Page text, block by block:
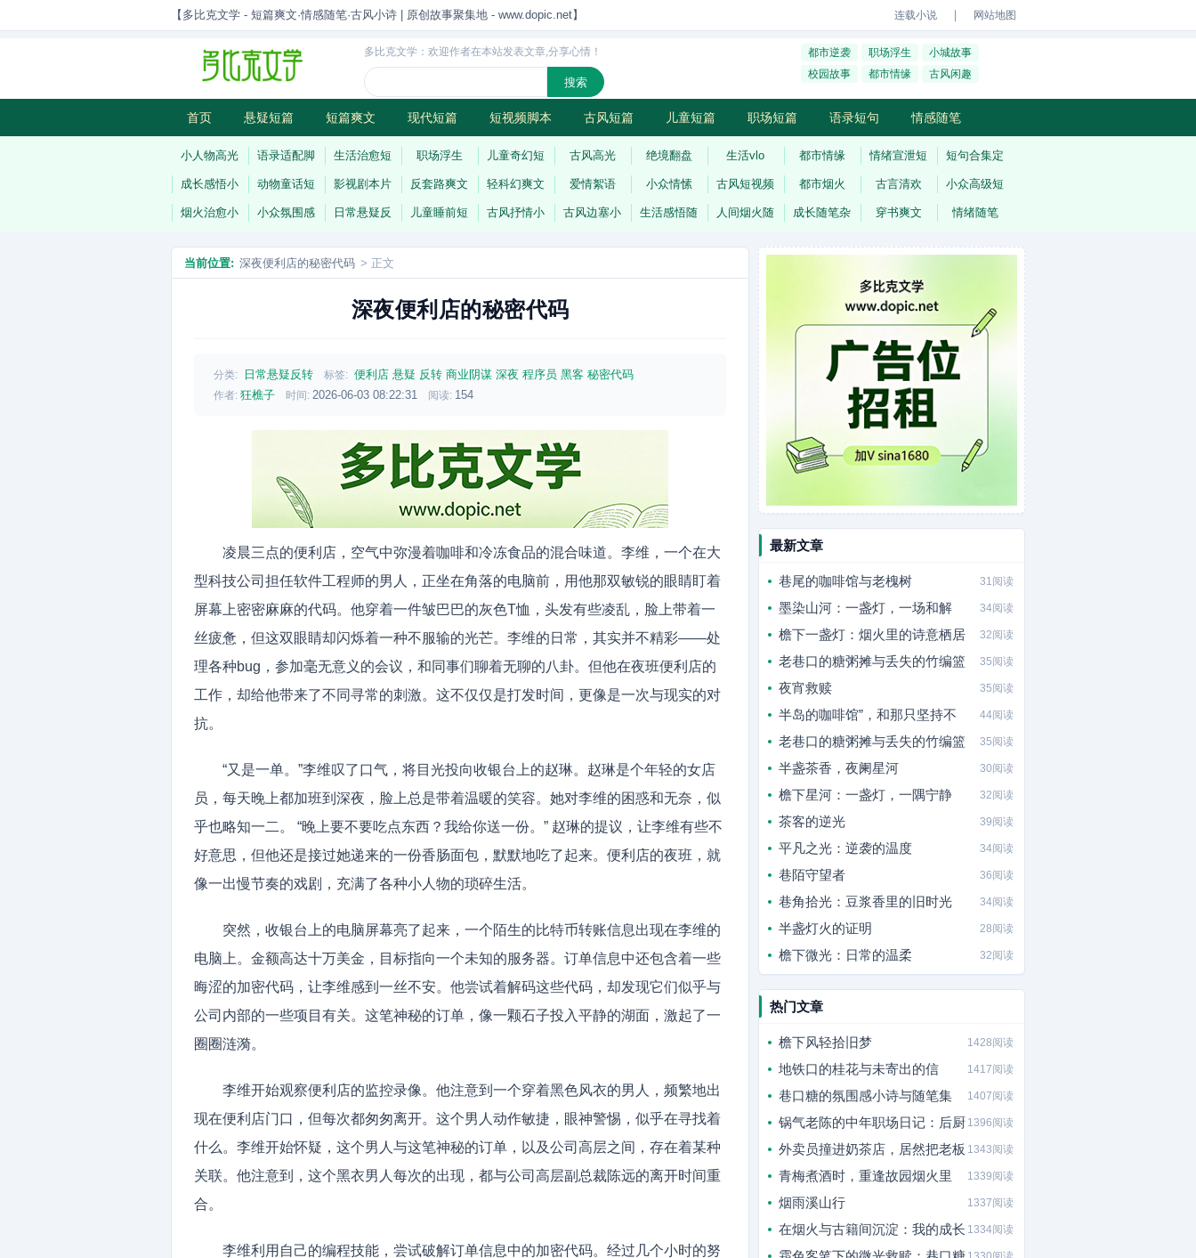
【多比克文学 - 短篇爽文·情感随笔·古风小诗 | 原创故事聚集地 - www.dopic.net】 连载小说 ｜ 网站地图
多比克文学：欢迎作者在本站发表文章,分享心情！ 都市逆袭 职场浮生
小城故事
校园故事
都市情缘 古风闲趣
首页 悬疑短篇 短篇爽文 现代短篇 短视频脚本 古风短篇 儿童短篇 职场短篇 语录短句 情感随笔
古风小诗 科幻短篇 现代小诗 连载
小人物高光 语录适配脚 生活治愈短 职场浮生 儿童奇幻短 古风高光 绝境翻盘 生活vlo 都市情缘 情绪宣泄短 短句合集定
成长感悟小 动物童话短 影视剧本片 反套路爽文 轻科幻爽文 爱情絮语 小众情愫 古风短视频 都市烟火 古言清欢 小众高级短
烟火治愈小 小众氛围感 日常悬疑反 儿童睡前短 古风抒情小 古风边塞小 生活感悟随 人间烟火随 成长随笔杂 穿书爽文 情绪随笔
当前位置: 深夜便利店的秘密代码 > 正文
深夜便利店的秘密代码
分类: 日常悬疑反转 标签: 便利店 悬疑 反转 商业阴谋 深夜 程序员 黑客 秘密代码
作者: 狂樵子 时间: 2026-06-03 08:22:31 阅读: 154
凌晨三点的便利店，空气中弥漫着咖啡和冷冻食品的混合味道。李维，一个在大
型科技公司担任软件工程师的男人，正坐在角落的电脑前，用他那双敏锐的眼睛盯着
屏幕上密密麻麻的代码。他穿着一件皱巴巴的灰色T恤，头发有些凌乱，脸上带着一
丝疲惫，但这双眼睛却闪烁着一种不服输的光芒。李维的日常，其实并不精彩——处
理各种bug，参加毫无意义的会议，和同事们聊着无聊的八卦。但他在夜班便利店的
工作，却给他带来了不同寻常的刺激。这不仅仅是打发时间，更像是一次与现实的对
抗。
“又是一单。”李维叹了口气，将目光投向收银台上的赵琳。赵琳是个年轻的女店
员，每天晚上都加班到深夜，脸上总是带着温暖的笑容。她对李维的困惑和无奈，似
乎也略知一二。 “晚上要不要吃点东西？我给你送一份。” 赵琳的提议，让李维有些不
好意思，但他还是接过她递来的一份香肠面包，默默地吃了起来。便利店的夜班，就
像一出慢节奏的戏剧，充满了各种小人物的琐碎生活。
突然，收银台上的电脑屏幕亮了起来，一个陌生的比特币转账信息出现在李维的
电脑上。金额高达十万美金，目标指向一个未知的服务器。订单信息中还包含着一些
晦涩的加密代码，让李维感到一丝不安。他尝试着解码这些代码，却发现它们似乎与
公司内部的一些项目有关。这笔神秘的订单，像一颗石子投入平静的湖面，激起了一
圈圈涟漪。
李维开始观察便利店的监控录像。他注意到一个穿着黑色风衣的男人，频繁地出
现在便利店门口，但每次都匆匆离开。这个男人动作敏捷，眼神警惕，似乎在寻找着
什么。李维开始怀疑，这个男人与这笔神秘的订单，以及公司高层之间，存在着某种
关联。他注意到，这个黑衣男人每次的出现，都与公司高层副总裁陈远的离开时间重
合。
李维利用自己的编程技能，尝试破解订单信息中的加密代码。经过几个小时的努
最新文章
巷尾的咖啡馆与老槐树 31阅读
墨染山河：一盏灯，一场和解 34阅读
檐下一盏灯：烟火里的诗意栖居 32阅读
老巷口的糖粥摊与丢失的竹编篮 35阅读
夜宵救赎 35阅读
半岛的咖啡馆”，和那只坚持不 44阅读
老巷口的糖粥摊与丢失的竹编篮 35阅读
半盏茶香，夜阑星河 30阅读
檐下星河：一盏灯，一隅宁静 32阅读
茶客的逆光 39阅读
平凡之光：逆袭的温度 34阅读
巷陌守望者 36阅读
巷角拾光：豆浆香里的旧时光 34阅读
半盏灯火的证明 28阅读
檐下微光：日常的温柔 32阅读
热门文章
檐下风轻拾旧梦 1428阅读
地铁口的桂花与未寄出的信 1417阅读
巷口糖的氛围感小诗与随笔集 1407阅读
锅气老陈的中年职场日记：后厨 1396阅读
外卖员撞进奶茶店，居然把老板 1343阅读
青梅煮酒时，重逢故园烟火里 1339阅读
烟雨溪山行 1337阅读
在烟火与古籍间沉淀：我的成长 1334阅读